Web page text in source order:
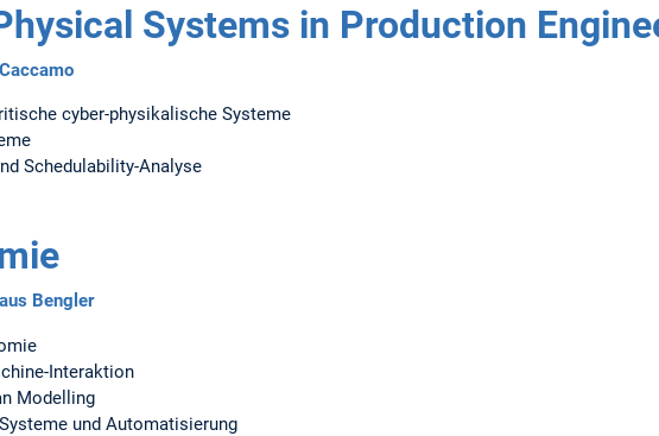
Systems in Production
cyber-physikalische Systeme
Schedulability-Analyse
Bengler
Interaktion
Modelling
und Automatisierung